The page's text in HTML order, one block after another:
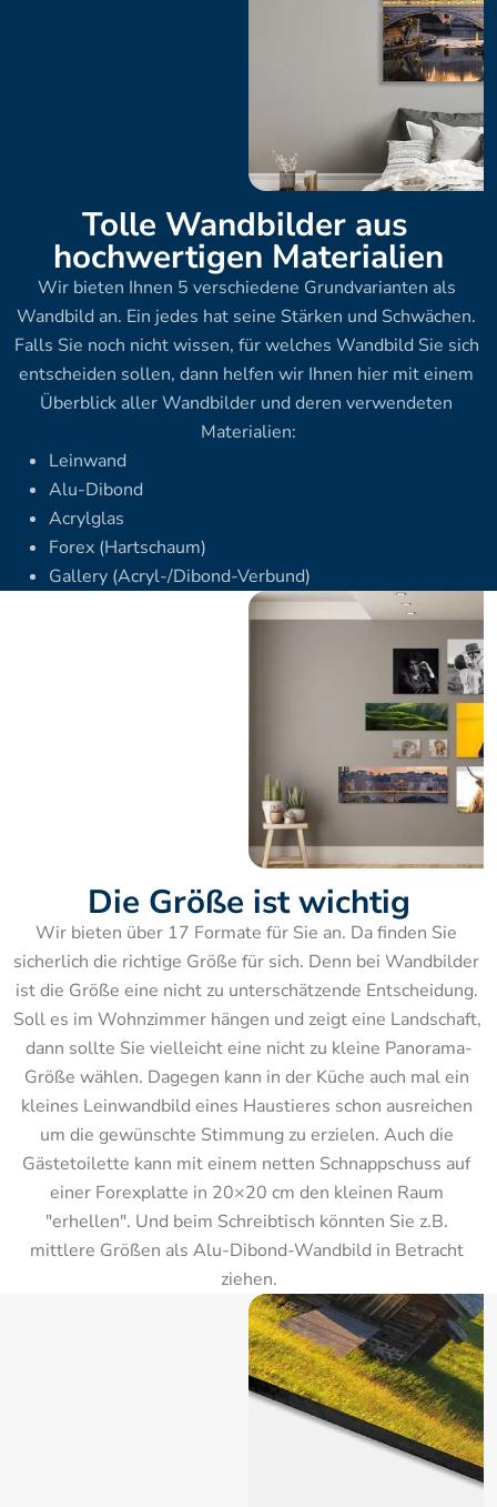
Tolle Wandbilder aus
hochwertigen Materialien
Wir bieten Ihnen 5 verschiedene Grundvarianten als
Wandbild an. Ein jedes hat seine Stärken und Schwächen.
Falls Sie noch nicht wissen, für welches Wandbild Sie sich
entscheiden sollen, dann helfen wir Ihnen hier mit einem
Überblick aller Wandbilder und deren verwendeten
Materialien:
Leinwand
Alu-Dibond
Acrylglas
Forex (Hartschaum)
Gallery (Acryl-/Dibond-Verbund)
Die Größe ist wichtig
Wir bieten über 17 Formate für Sie an. Da finden Sie
sicherlich die richtige Größe für sich. Denn bei Wandbilder
ist die Größe eine nicht zu unterschätzende Entscheidung.
Soll es im Wohnzimmer hängen und zeigt eine Landschaft,
dann sollte Sie vielleicht eine nicht zu kleine Panorama-
Größe wählen. Dagegen kann in der Küche auch mal ein
kleines Leinwandbild eines Haustieres schon ausreichen
um die gewünschte Stimmung zu erzielen. Auch die
Gästetoilette kann mit einem netten Schnappschuss auf
einer Forexplatte in 20×20 cm den kleinen Raum
"erhellen". Und beim Schreibtisch könnten Sie z.B.
mittlere Größen als Alu-Dibond-Wandbild in Betracht
ziehen.